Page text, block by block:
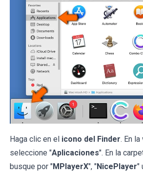
Haga clic en el icono del Finder. En
seleccione "Aplicaciones". En la
busque por "MPlayerX", "NicePlayer"